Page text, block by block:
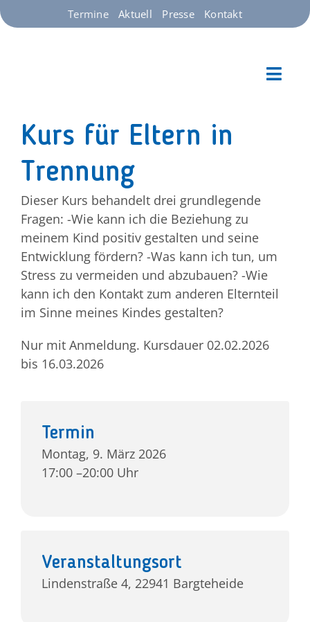
Zum
Inhalt
Termine Aktuell Presse Kontakt
Jetzt
Kurs für Eltern in
Trennung
Dieser Kurs behandelt drei grundlegende
Fragen: -Wie kann ich die Beziehung zu
meinem Kind positiv gestalten und seine
Entwicklung fördern? -Was kann ich tun, um
Stress zu vermeiden und abzubauen? -Wie
kann ich den Kontakt zum anderen Elternteil
im Sinne meines Kindes gestalten?
Nur mit Anmeldung. Kursdauer 02.02.2026
bis 16.03.2026
Termin
Montag, 9. März 2026
17:00 –20:00 Uhr
Veranstaltungsort
Lindenstraße 4, 22941 Bargteheide